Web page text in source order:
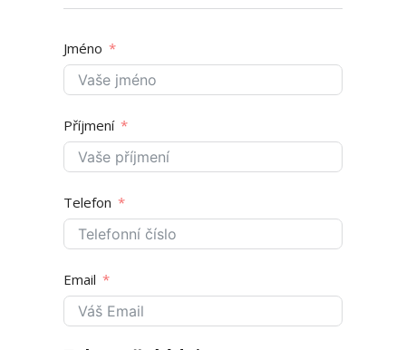
Jméno
Příjmení
Telefon
Email